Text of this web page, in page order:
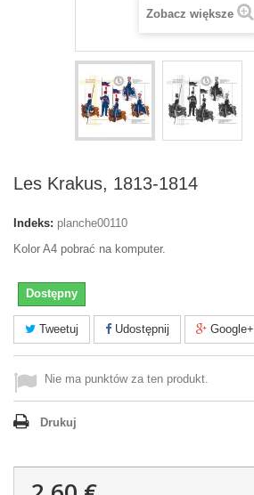
Zobacz większe
Les Krakus, 1813-1814
Indeks: planche00110
Kolor A4 pobrać na komputer.
Dostępny
Tweetuj Udostępnij Google+
Nie ma punktów za ten produkt.
Drukuj